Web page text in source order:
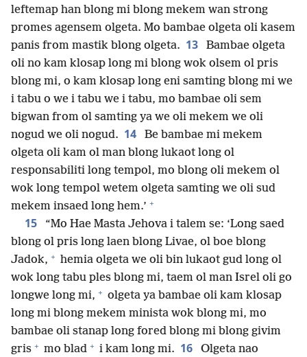
leftemap han blong mi blong mekem wan strong
promes agensem olgeta. Mo bambae olgeta oli kasem
panis from mastik blong olgeta. 13
Bambae olgeta
oli no kam klosap long mi blong wok olsem ol pris
blong mi, o kam klosap long eni samting blong mi we
i tabu o we i tabu we i tabu, mo bambae oli sem
bigwan from ol samting ya we oli mekem we oli
nogud we oli nogud. 14
Be bambae mi mekem
olgeta oli kam ol man blong lukaot long ol
responsabiliti long tempol, mo blong oli mekem ol
wok long tempol wetem olgeta samting we oli sud
mekem insaed long hem.’ +
15
“Mo Hae Masta Jehova i talem se: ‘Long saed
blong ol pris long laen blong Livae, ol boe blong
Jadok, + hemia olgeta we oli bin lukaot gud long ol
wok long tabu ples blong mi, taem ol man Isrel oli go
longwe long mi, + olgeta ya bambae oli kam klosap
long mi blong mekem minista wok blong mi, mo
bambae oli stanap long fored blong mi blong givim
gris + mo blad + i kam long mi. 16
Olgeta nao